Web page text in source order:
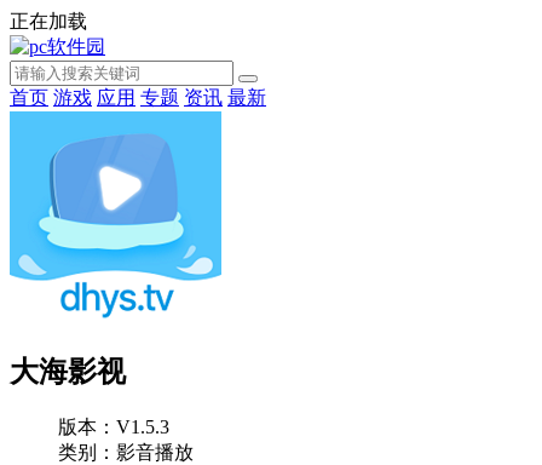
正在加载
首页 游戏 应用 专题 资讯 最新
大海影视
版本：V1.5.3
类别：影音播放